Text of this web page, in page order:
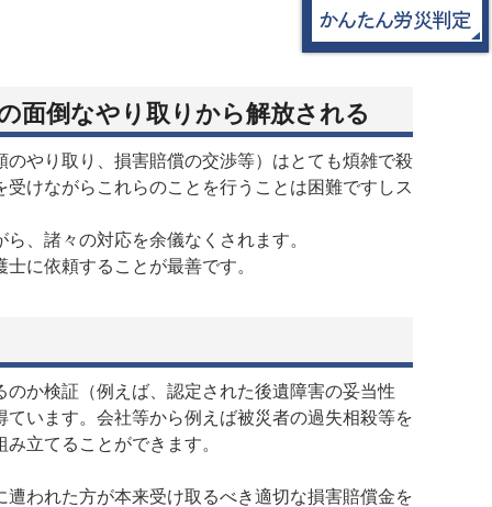
面倒なやり取りから解放される
やり取り、損害賠償の交渉等）はとても煩雑で殺
けながらこれらのことを行うことは困難ですしス
、諸々の対応を余儀なくされます。
に依頼することが最善です。
か検証（例えば、認定された後遺障害の妥当性
います。会社等から例えば被災者の過失相殺等を
立てることができます。
われた方が本来受け取るべき適切な損害賠償金を